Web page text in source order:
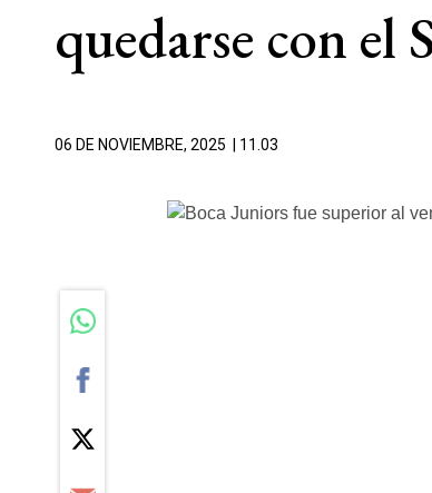
quedarse con el
06 DE NOVIEMBRE, 2025 | 11.03